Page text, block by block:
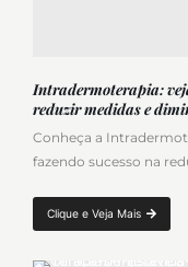
Intradermoterapia:
reduzir medidas e
Conheça a
fazendo sucesso na
Clique e Veja Mais